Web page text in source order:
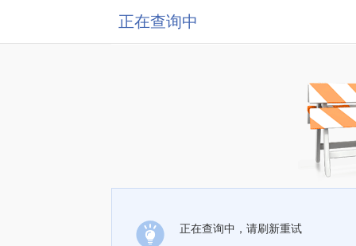
正在查询中
正在查询中，请刷新重试